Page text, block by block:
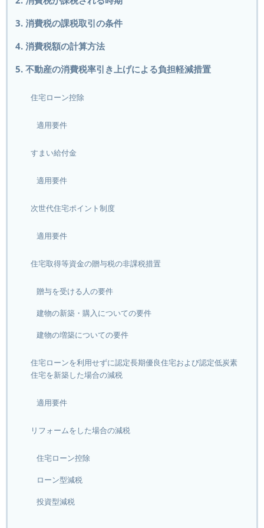
3. 消費税の課税取引の条件
4. 消費税額の計算方法
5. 不動産の消費税率引き上げによる負担軽減措置
住宅ローン控除
適用要件
すまい給付金
適用要件
次世代住宅ポイント制度
適用要件
住宅取得等資金の贈与税の非課税措置
贈与を受ける人の要件
建物の新築・購入についての要件
建物の増築についての要件
住宅ローンを利用せずに認定長期優良住宅および認定低炭素
住宅を新築した場合の減税
適用要件
リフォームをした場合の減税
住宅ローン控除
ローン型減税
投資型減税